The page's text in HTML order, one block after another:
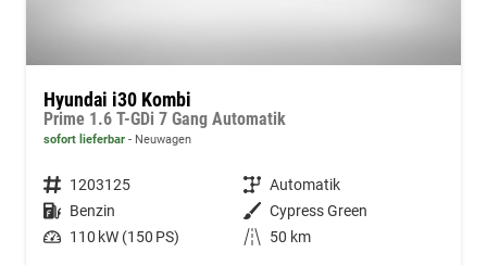
Hyundai i30 Kombi
Prime 1.6 T-GDi 7 Gang Automatik
sofort lieferbar Neuwagen
Fahrzeugnummer 1203125 Getriebe Automatik
Kraftstoff Benzin Außenfarbe Cypress Green
Leistung 110 kW (150 PS) Kilometerstand 50 km